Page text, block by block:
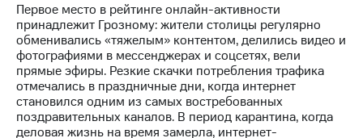
Достижения
Интервью
Финансовая
отчетность
Контакты
Первое место в рейтинге онлайн-активности
принадлежит Грозному: жители столицы регулярно
обменивались «тяжелым» контентом, делились видео и
фотографиями в мессенджерах и соцсетях, вели
прямые эфиры. Резкие скачки потребления трафика
отмечались в праздничные дни, когда интернет
становился одним из самых востребованных
поздравительных каналов. В период карантина, когда
деловая жизнь на время замерла, интернет-